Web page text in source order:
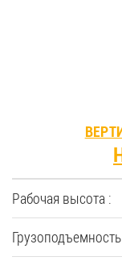
Рабочая высота :